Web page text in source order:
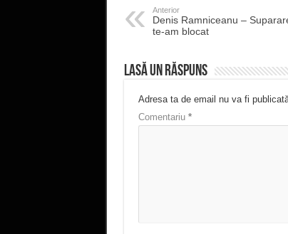
Anterior
Denis Ramniceanu –
te-am blocat
Lasă un răspuns
Adresa ta de email nu va fi
Comentariu *